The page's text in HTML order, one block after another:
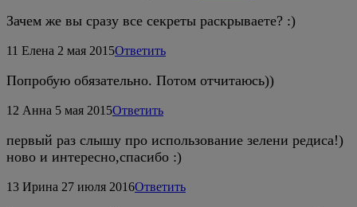
Зачем же вы сразу все секреты раскрываете? :)
11 Елена 2 мая 2015Ответить
Попробую обязательно. Потом отчитаюсь))
12 Анна 5 мая 2015Ответить
первый раз слышу про использование зелени редиса!)
ново и интересно,спасибо :)
13 Ирина 27 июля 2016Ответить